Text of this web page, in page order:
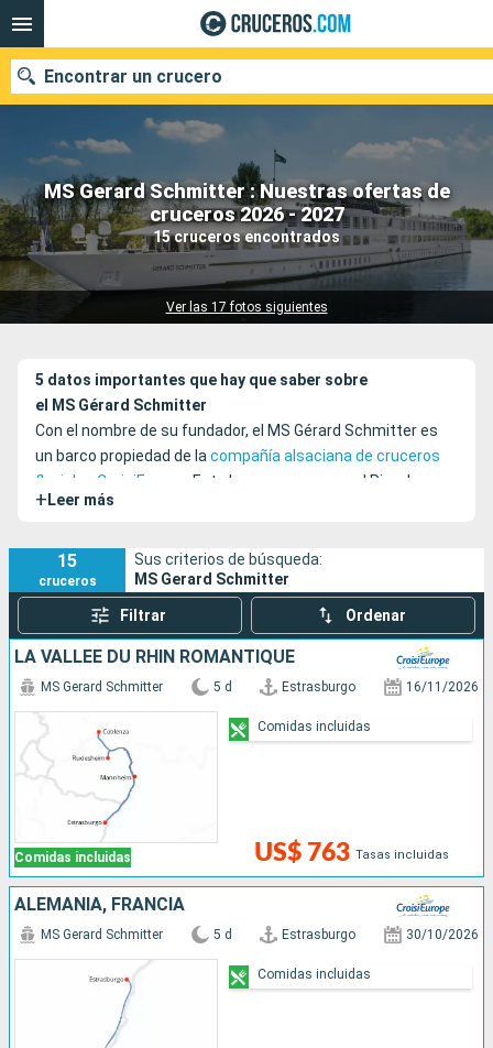
MS Gerard Schmitter : Nuestras ofertas de
cruceros 2026 - 2027
15 cruceros encontrados
Ver las 17 fotos siguientes
Encontrar un crucero
Nuestros destinos
Fecha de salida
5 datos importantes que hay que saber sobre
el MS Gérard Schmitter
Con el nombre de su fundador, el MS Gérard Schmitter es
un barco propiedad de lacompañía alsaciana de cruceros
fluviales CroisiEurope
. Este barco navega por el Rin, el
Mosela y el Meno, desde Estrasburgo hasta Ámsterdam.
+ Leer más
15
cruceros
Sus criterios de búsqueda:
MS Gerard Schmitter
Filtrar Ordenar
LA VALLÉE DU RHIN ROMANTIQUE
Comidas incluidas
MS Gerard Schmitter 5 d Estrasburgo 16/11/2026
US$ 763 Tasas incluidas
Comidas incluidas
ALEMANIA, FRANCIA
MS Gerard Schmitter 5 d Estrasburgo 30/10/2026
Comidas incluidas